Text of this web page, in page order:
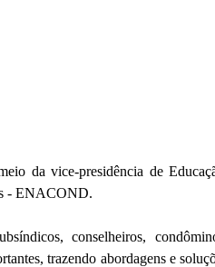
da vice-presidência de
- ENACOND.
conselheiros,
trazendo abordagens e